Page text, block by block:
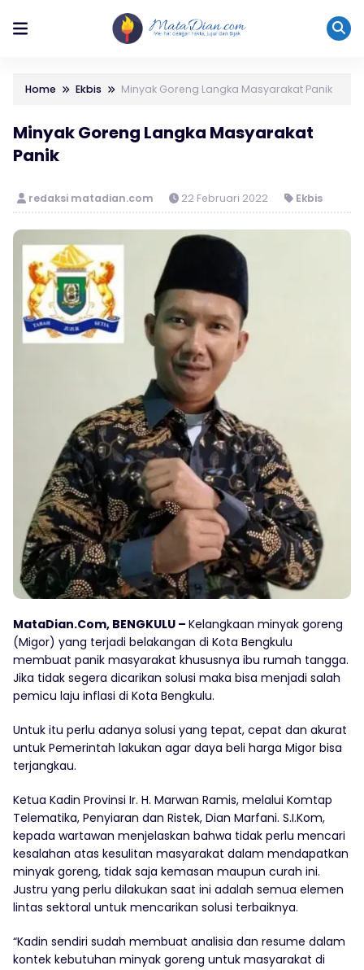
Home Ekbis Minyak Goreng Langka Masyarakat Panik
Minyak Goreng Langka Masyarakat
Panik
redaksi matadian.com 22 Februari 2022 Ekbis
MataDian.Com, BENGKULU – Kelangkaan minyak goreng
(Migor) yang terjadi belakangan di Kota Bengkulu
membuat panik masyarakat khususnya ibu rumah tangga.
Jika tidak segera dicarikan solusi maka bisa menjadi salah
pemicu laju inflasi di Kota Bengkulu.
Untuk itu perlu adanya solusi yang tepat, cepat dan akurat
untuk Pemerintah lakukan agar daya beli harga Migor bisa
terjangkau.
Ketua Kadin Provinsi Ir. H. Marwan Ramis, melalui Komtap
Telematika, Penyiaran dan Ristek, Dian Marfani. S.I.Kom,
kepada wartawan menjelaskan bahwa tidak perlu mencari
kesalahan atas kesulitan masyarakat dalam mendapatkan
minyak goreng, tidak saja kemasan maupun curah ini.
Justru yang perlu dilakukan saat ini adalah semua elemen
lintas sektoral untuk mencarikan solusi terbaiknya.
“Kadin sendiri sudah membuat analisia dan resume dalam
kontek kebutuhan minyak goreng untuk masyarakat di